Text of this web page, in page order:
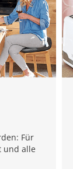
Für
und alle